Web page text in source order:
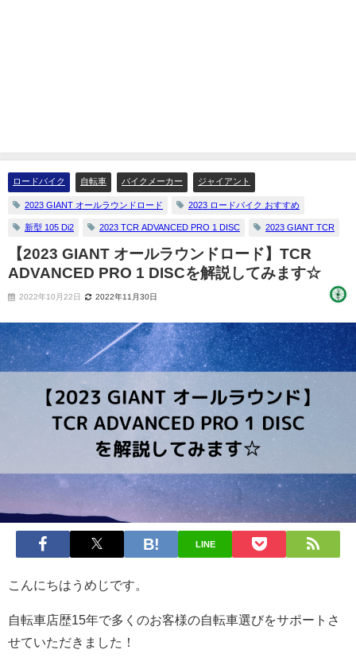
ロードバイク 自転車 バイクメーカー ジャイアント
2023 GIANT オールラウンドロード 2023 ロードバイク おすすめ
新型 105 Di2 2023 TCR ADVANCED PRO 1 DISC 2023 GIANT TCR
【2023 GIANT オールラウンドロード】TCR
ADVANCED PRO 1 DISCを解説してみます☆
2022年10月22日 2022年11月30日
LINE
こんにちはうめじです。
自転車店歴15年で多くのお客様の自転車選びをサポートさ
せていただきました！